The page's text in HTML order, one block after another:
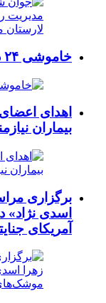
خاموشی ۲۴ دستگاه ماینر فاقد مجوز در لامرد
اهدای
بیماران
برگزاری
اسدی
آمریکای